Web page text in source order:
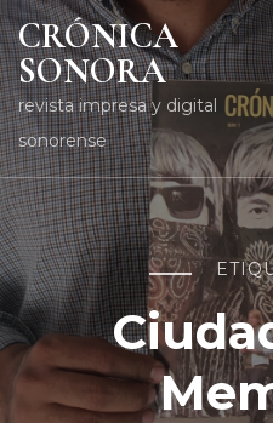
CRÓNICA
SONORA
revista impresa y digital
sonorense